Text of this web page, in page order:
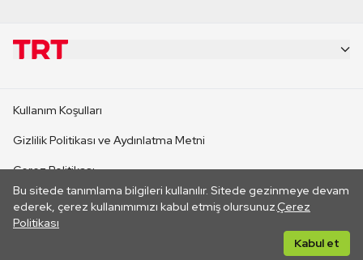
Bu sitede tanımlama bilgileri kullanılır. Sitede gezinmeye devam
ederek, çerez kullanımımızı kabul etmiş olursunuz.Çerez
Politikası
Kabul et
CANLI YAYINLAR
Kullanım Koşulları
Gizlilik Politikası ve Aydınlatma Metni
Çerez Politikası
İletişim
Her hakkı saklıdır. ©2026 TRT. Bağlantı yoluyla gidilen dış